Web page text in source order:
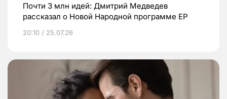
Почти 3 млн идей: Дмитрий Медведев
рассказал о Новой Народной программе ЕР
20:10 / 25.07.26